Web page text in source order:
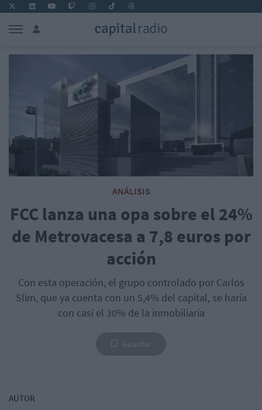
ANÁLISIS
FCC lanza una opa sobre el 24%
de Metrovacesa a 7,8 euros por
acción
Con esta operación, el grupo controlado por Carlos
Slim, que ya cuenta con un 5,4% del capital, se haría
con casi el 30% de la inmobiliaria
AUTOR